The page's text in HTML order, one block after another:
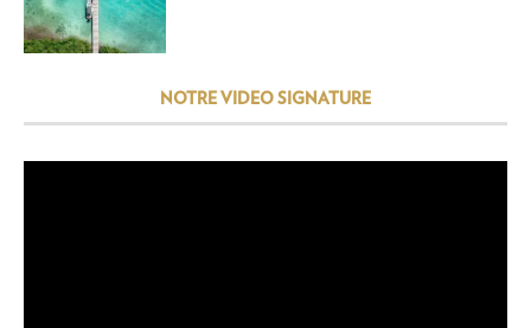
NOTRE VIDEO SIGNATURE